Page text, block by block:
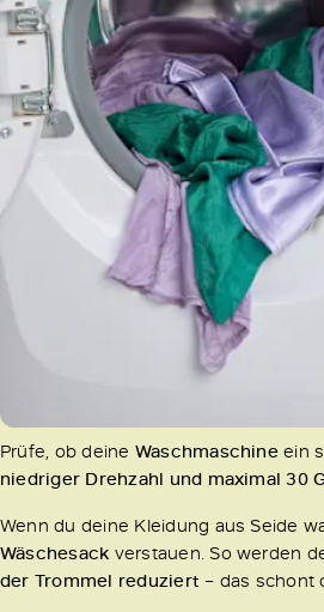
Prüfe, ob deine Waschmaschineein
niedriger Drehzahl und maximal 30
Wenn du deine Kleidung aus Seide
Wäschesack verstauen. So werden
der Trommel reduziert – das schont